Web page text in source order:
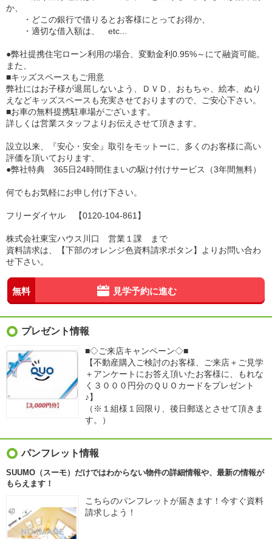
か、
・どこの銀行で借りるとお客様にとってお得か、
・適切な借入額は、 etc...
●弊社提携住宅ローン利用の場合、変動金利0.95%～にて融資可能。
また、
■キッズスペースもご用意
弊社にはお子様が退屈しないよう、ＤＶＤ、おもちゃ、絵本、ぬり
えなどキッズスペースも充実させておりますので、ご安心下さい。
■お車の無料提携駐車場がございます。
詳しくは営業スタッフよりお伝えさせて頂きます。
設立以来、『安心・安全』取引をモットーに、多くのお客様に高い
評価を頂いております、
●弊社特典 365日24時間住まいの駆け付けサービス（3年間無料）
何でもお気軽にお申し付け下さい。
フリーダイヤル 【0120-104-861】
株式会社東宝ハウス川口 営業１課 まで
資料請求は、【下部のオレンジ色資料請求ボタン】よりお問い合わ
せ下さい。
無料 見学予約に進む
プレゼント情報
■◇ご来店キャンペーン◇■
【不動産購入ご検討のお客様、ご来店＋ご見学
＋アンケートにお答え頂いたお客様に、もれな
く３０００円分のＱＵＯカードをプレゼント
♪】
（※１組様１回限り、後日郵送とさせて頂きま
す。）
パンフレット情報
SUUMO（スーモ）だけではわからない物件の詳細情報や、最新の情報が
もらえます！
こちらのパンフレットが届きます！今すぐ資料
請求しよう！